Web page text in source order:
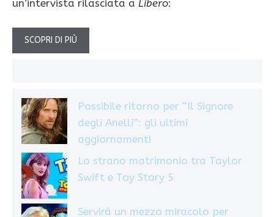
un’intervista rilasciata a Libero:
SCOPRI DI PIÙ
Possibile ritorno per “Il Signore
degli Anelli”: gli ultimi
aggiornamenti
Lo strano matrimonio tra Taylor
Swift e Toy Story 5
Servirà un mezzo miracolo per